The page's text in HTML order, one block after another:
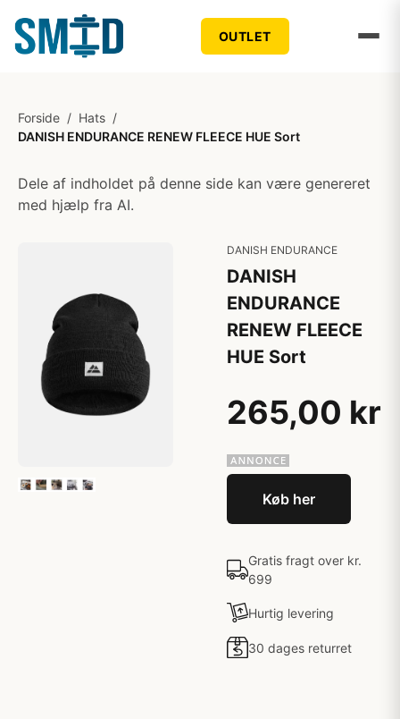
OUTLET
Forside / Hats /
DANISH ENDURANCE RENEW FLEECE HUE Sort
Dele af indholdet på denne side kan være genereret
med hjælp fra AI.
DANISH ENDURANCE
DANISH
ENDURANCE
RENEW FLEECE
HUE Sort
265,00 kr
Køb her
Gratis fragt over kr.
699
Hurtig levering
30 dages returret